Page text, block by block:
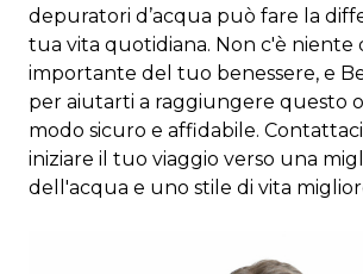
depuratori d’acqua può fare la
tua vita quotidiana. Non c'è niente
importante del tuo benessere, e
per aiutarti a raggiungere questo
modo sicuro e affidabile.
iniziare il tuo viaggio verso una
dell'acqua e uno stile di vita